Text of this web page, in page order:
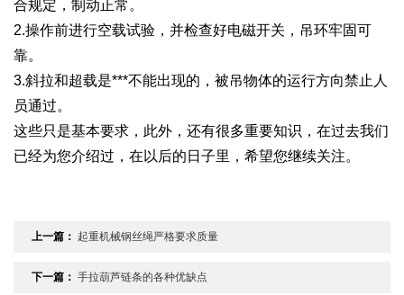
合规定，制动正常。
2.操作前进行空载试验，并检查好电磁开关，吊环牢固可
靠。
3.斜拉和超载是***不能出现的，被吊物体的运行方向禁止人
员通过。
这些只是基本要求，此外，还有很多重要知识，在过去我们
已经为您介绍过，在以后的日子里，希望您继续关注。
上一篇： 起重机械钢丝绳严格要求质量
下一篇： 手拉葫芦链条的各种优缺点